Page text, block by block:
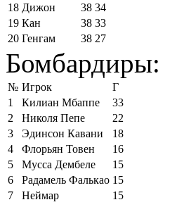
18 Дижон 38 34
19 Кан 38 33
20 Генгам 38 27
Бомбардиры:
№ Игрок
Г
1
Килиан Мбаппе
33
2
Николя Пепе
22
3
Эдинсон Кавани
18
4
Флорьян Товен
16
5
Мусса Дембеле
15
6
Радамель Фалькао 15
7
Неймар
15